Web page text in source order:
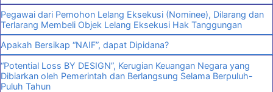
Pegawai dari Pemohon Lelang Eksekusi (Nominee), Dilarang dan
Terlarang Membeli Objek Lelang Eksekusi Hak Tanggungan
Apakah Bersikap “NAIF”, dapat Dipidana?
“Potential Loss BY DESIGN”, Kerugian Keuangan Negara yang
Dibiarkan oleh Pemerintah dan Berlangsung Selama Berpuluh-
Puluh Tahun